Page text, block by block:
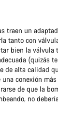
traen un
tanto con
bien la válvula
(quizás
de alta calidad
conexión
de que la
no